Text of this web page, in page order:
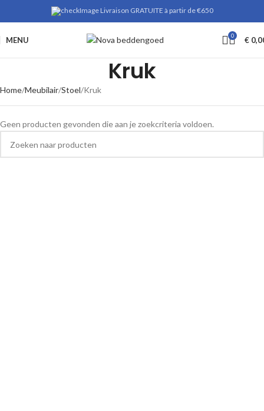
Livraison GRATUITE à partir de €650
MENU 0 €
Kruk
Home Meubilair Stoel Kruk
Geen producten gevonden die aan je zoekcriteria voldoen.